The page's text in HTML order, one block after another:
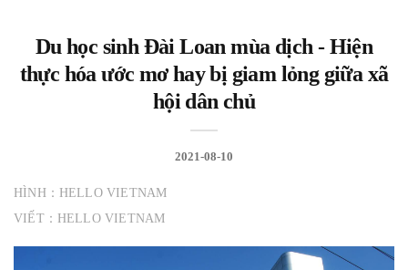
Du học sinh Đài Loan mùa dịch - Hiện
thực hóa ước mơ hay bị giam lỏng giữa xã
hội dân chủ
2021-08-10
HÌNH：HELLO VIETNAM
VIẾT：HELLO VIETNAM